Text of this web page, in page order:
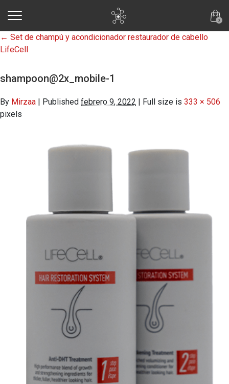
0
← Set de champú y acondicionador restaurador de cabello
LifeCell
shampoon@2x_mobile-1
By Mirzaa | Published febrero 9, 2022 | Full size is 333 × 506
pixels